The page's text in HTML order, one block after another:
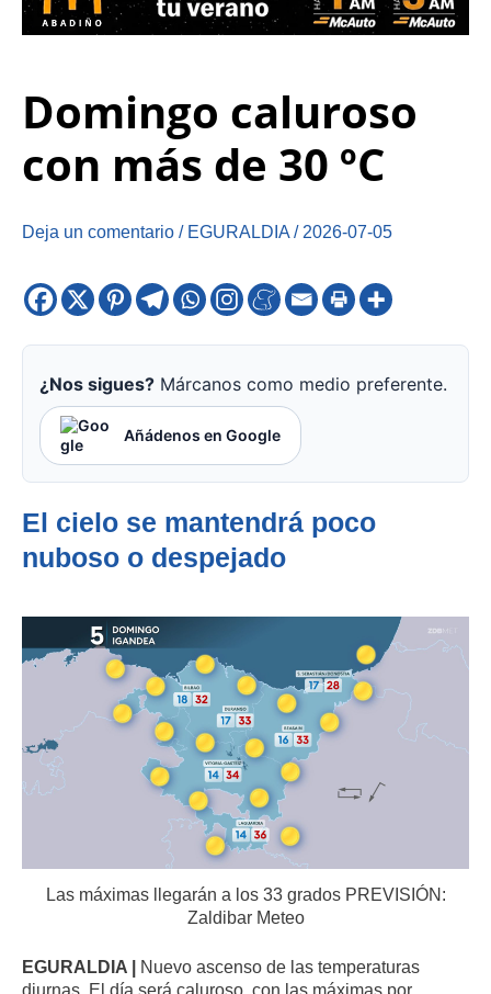
Domingo caluroso
con más de 30 ºC
Deja un comentario / EGURALDIA / 2026-07-05
¿Nos sigues? Márcanos como medio preferente.
Añádenos en Google
El cielo se mantendrá poco
nuboso o despejado
Las máximas llegarán a los 33 grados PREVISIÓN:
Zaldibar Meteo
EGURALDIA |
Nuevo ascenso de las temperaturas
diurnas. El día será caluroso, con las máximas por